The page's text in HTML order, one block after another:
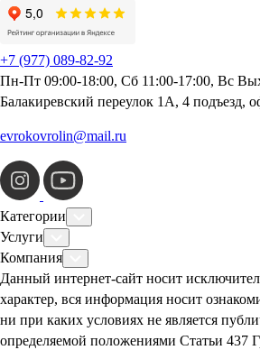
+7 (977) 089-82-92
Пн-Пт 09:00-18:00, Сб 11:00-17:00, Вс
Балакиревский переулок 1А, 4 подъезд,
evrokovrolin@mail.ru
Категории
Услуги
Компания
Данный интернет-сайт носит
характер, вся информация носит
ни при каких условиях не является
определяемой положениями Статьи 437